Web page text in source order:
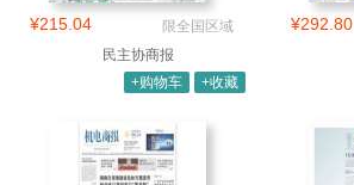
¥215.04
限全国区域
民主协商报
+购物车
+收藏
¥292.80